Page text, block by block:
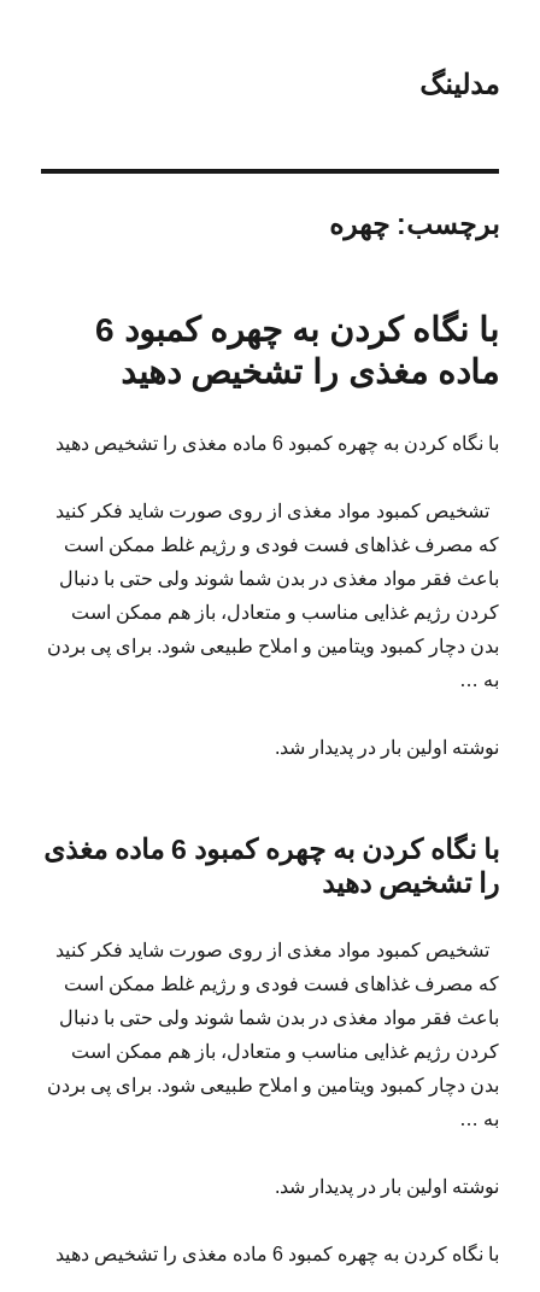
مدلینگ
برچسب:چهره
با نگاه کردن به چهره کمبود 6
ماده مغذی را تشخیص دهید
با نگاه کردن به چهره کمبود 6 ماده مغذی را تشخیص دهید
تشخیص کمبود مواد مغذی از روی صورت شاید فکر کنید
که مصرف غذاهای فست فودی و رژیم غلط ممکن است
باعث فقر مواد مغذی در بدن شما شوند ولی حتی با دنبال
کردن رژیم غذایی مناسب و متعادل، باز هم ممکن است
بدن دچار کمبود ویتامین و املاح طبیعی شود. برای پی بردن
به …
نوشته اولین بار در پدیدار شد.
با نگاه کردن به چهره کمبود 6 ماده مغذی
را تشخیص دهید
تشخیص کمبود مواد مغذی از روی صورت شاید فکر کنید
که مصرف غذاهای فست فودی و رژیم غلط ممکن است
باعث فقر مواد مغذی در بدن شما شوند ولی حتی با دنبال
کردن رژیم غذایی مناسب و متعادل، باز هم ممکن است
بدن دچار کمبود ویتامین و املاح طبیعی شود. برای پی بردن
به …
نوشته اولین بار در پدیدار شد.
با نگاه کردن به چهره کمبود 6 ماده مغذی را تشخیص دهید